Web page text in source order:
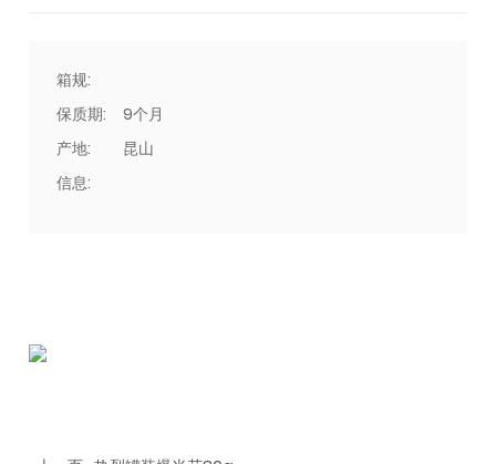
箱规:
保质期:
9个月
产地:
昆山
信息: